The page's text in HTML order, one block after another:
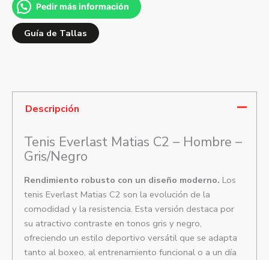
Pedir más información
Guía de Tallas
Descripción
Tenis Everlast Matias C2 – Hombre –
Gris/Negro
Rendimiento robusto con un diseño moderno. Los
tenis Everlast Matias C2 son la evolución de la
comodidad y la resistencia. Esta versión destaca por
su atractivo contraste en tonos gris y negro,
ofreciendo un estilo deportivo versátil que se adapta
tanto al boxeo, al entrenamiento funcional o a un día